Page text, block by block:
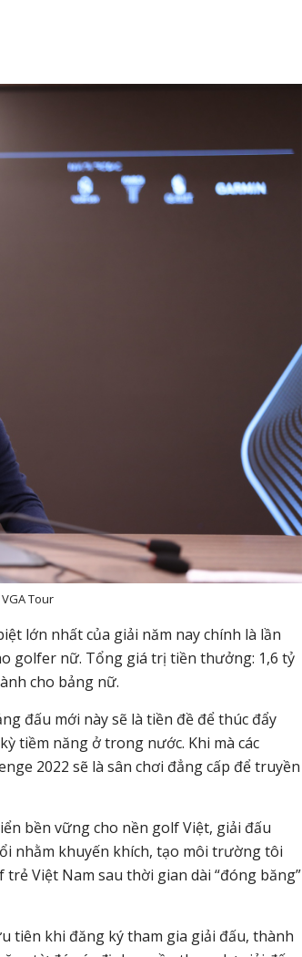
Tour
lớn nhất của giải năm nay chính là lần
golfer nữ. Tổng giá trị tiền thưởng: 1,6 tỷ
cho bảng nữ.
đấu mới này sẽ là tiền đề để thúc đẩy
tiềm năng ở trong nước. Khi mà các
2022 sẽ là sân chơi đẳng cấp để truyền
bền vững cho nền golf Việt, giải đấu
nhằm khuyến khích, tạo môi trường tôi
Việt Nam sau thời gian dài “đóng băng”
tiên khi đăng ký tham gia giải đấu, thành